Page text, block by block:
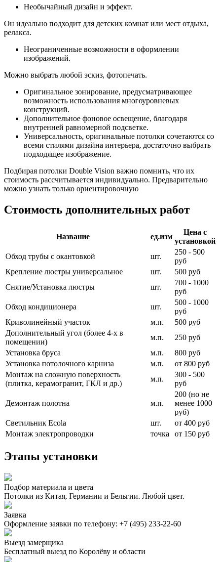
Необычайный дизайн и эффект.
Он идеально подходит для детских комнат или мест отдыха,
релакса.
Неограниченные возможности в оформлении
изображений.
Можно выбрать любой эскиз, фотопечать.
Оригинальное зонирование, предусматривающее
возможность использования многоуровневых
конструкций.
Дополнительное фоновое освещение, благодаря
внутренней равномерной подсветке.
Универсальность, оригинальные потолки сочетаются со
всеми стилями дизайна интерьера, достаточно выбрать
подходящее изображение.
Подбирая потолки Double Vision важно помнить, что их
стоимость рассчитывается индивидуально. Предварительно
можно узнать только ориентировочную
Стоимость дополнительных работ
Название ед.изм
Цена с
установкой
Обход трубы с окантовкой
шт.
250 - 500
руб
Крепление люстры универсальное
шт.
500 руб
Снятие/Установка люстры
шт.
700 - 1000
руб
Обход кондиционера
шт.
500 - 1000
руб
Криволинейный участок
м.п.
500 руб
Дополнительный угол (более 4-х в
помещении)
м.п.
250 руб
Установка бруса
м.п.
800 руб
Установка потолочного карниза
м.п.
от 800 руб
Монтаж на сложную поверхность
(плитка, керамогранит, ГКЛ и др.)
м.п.
300 - 500
руб
Демонтаж полотна м.п.
200 (но не
менее 1000
руб)
Светильник Ecola
шт.
от 400 руб
Монтаж электропроводки
точка от 150 руб
Этапы установки
Подбор материала и цвета
Потолки из Китая, Германии и Бельгии. Любой цвет.
Заявка
Оформление заявки по телефону: +7 (495) 233-22-60
Выезд замерщика
Бесплатный выезд по Королёву и области